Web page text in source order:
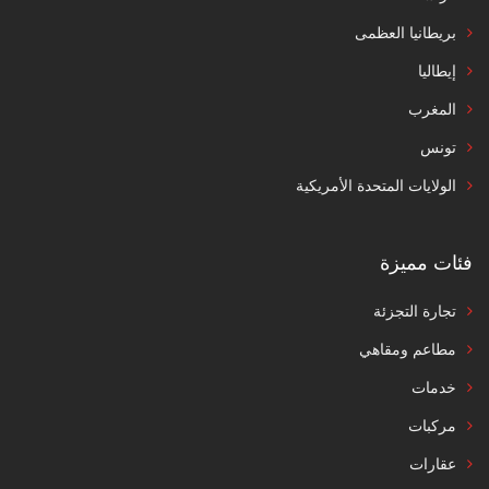
بريطانيا العظمى
إيطاليا
المغرب
تونس
الولايات المتحدة الأمريكية
فئات مميزة
تجارة التجزئة
مطاعم ومقاهي
خدمات
مركبات
عقارات